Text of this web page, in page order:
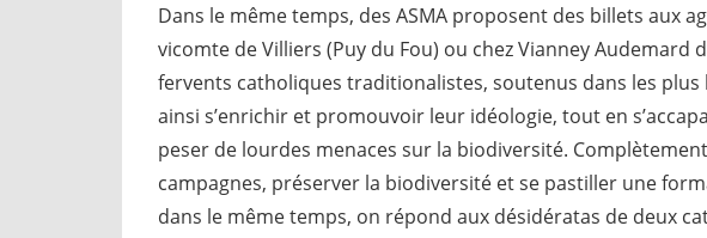
Dans le même temps, des ASMA proposent des billets aux
vicomte de Villiers (Puy du Fou) ou chez Vianney Audemard
fervents catholiques traditionalistes, soutenus dans les plus
ainsi s’enrichir et promouvoir leur idéologie, tout en
peser de lourdes menaces sur la biodiversité.
campagnes, préserver la biodiversité et se pastiller une
dans le même temps, on répond aux désidératas de deux